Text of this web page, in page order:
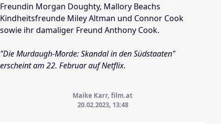
Freundin Morgan Doughty, Mallory Beachs
Kindheitsfreunde Miley Altman und Connor Cook
sowie ihr damaliger Freund Anthony Cook.
"Die Murdaugh-Morde: Skandal in den Südstaaten"
erscheint am 22. Februar auf Netflix.
Maike Karr, film.at
20.02.2023, 13:48